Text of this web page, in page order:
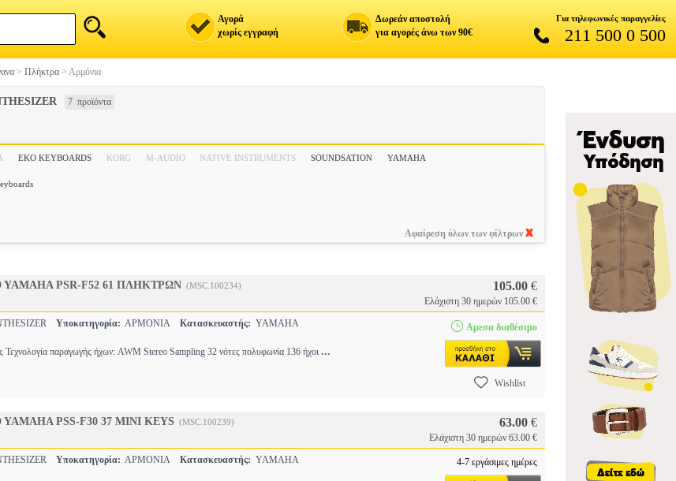
Αγορά
χωρίς εγγραφή
Δωρεάν αποστολή
για αγορές άνω των 90€
Για τηλεφωνικές παραγγελίες
211 500 0 500
> Πλήκτρα > Αρμόνια
7 προϊόντα
EKO KEYBOARDS KORG M-AUDIO NATIVE INSTRUMENTS SOUNDSATION YAMAHA
Αφαίρεση όλων των φίλτρων
PSR-F52 61 ΠΛΗΚΤΡΩΝ (MSC.100234) 105.00 €
Ελάχιστη 30 ημερών 105.00 €
Υποκατηγορία: ΑΡΜΟΝΙΑ Κατασκευαστής: YAMAHA
Τεχνολογία παραγωγής ήχων: AWM Stereo Sampling 32 νότες πολυφωνία 136 ήχοι ...
Αμεσα διαθέσιμο
Wishlist
PSS-F30 37 MINI KEYS (MSC.100239) 63.00 €
Ελάχιστη 30 ημερών 63.00 €
Υποκατηγορία: ΑΡΜΟΝΙΑ Κατασκευαστής: YAMAHA 4-7 εργάσιμες ημέρες